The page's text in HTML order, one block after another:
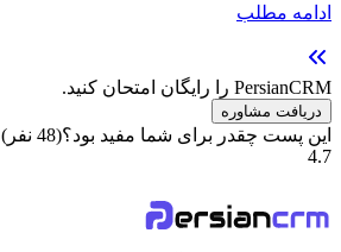
ادامه مطلب
PersianCRM را رایگان امتحان کنید.
دریافت مشاوره
این پست چقدر برای شما مفید بود؟(
48 نفر)
4.7